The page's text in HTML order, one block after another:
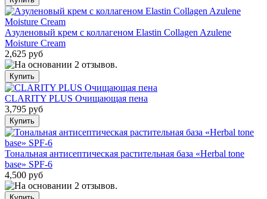
Азуленовый крем с коллагеном Elastin Collagen Azulene
Moisture Cream
2,625 руб
CLARITY PLUS Очищающая пена
3,795 руб
Тональная антисептическая растительная база «Herbal tone
base» SPF-6
4,500 руб